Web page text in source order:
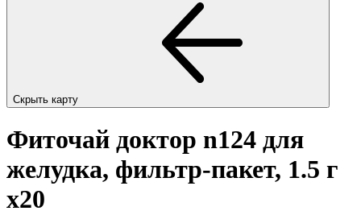
Скрыть карту
Фиточай доктор n124 для
желудка, фильтр-пакет, 1.5 г
x20